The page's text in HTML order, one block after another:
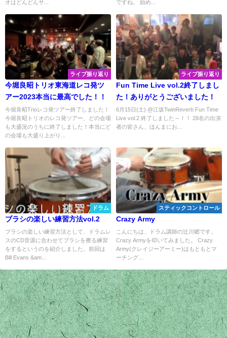
オはどんどんサ...
ですね。 始め...
ライブ振り返り
今堀良昭トリオ東海道レコ発ツ
アー2023本当に最高でした！！
今堀良昭Trioレコ発ツアー終了しました！
今堀良昭トリオのレコ発ツアー、どの会場
も大盛況のうちに終了しました！本当にど
の会場も大盛り上がり...
ライブ振り返り
Fun Time Live vol.2終了しまし
た！ありがとうございました！
6月15日(土) @江坂TwinReverb Fun Time
Live vol.2 終了しました～！！ 28名の出演
者の皆さん、ほんまにお...
ドラム
ブラシの楽しい練習方法vol.2
ブラシの楽しい練習方法として、ドラムレ
スのCD音源に合わせてブラシを擦る練習
をするというのを紹介しました。前回は
Bill Evans &am...
スティックコントロール
Crazy Army
こんにちは、ドラム講師の辻川郷です。
Crazy Armyを叩いてみました。 Crazy
Army(クレイジーアーミー)はもともとマ
ーチング...